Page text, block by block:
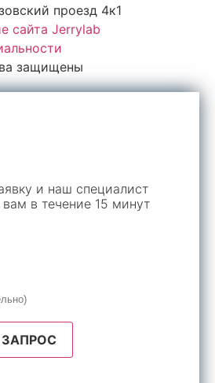
проезд 4к1
сайта Jerrylab
защищены
и наш специалист
вам в течение 15 минут